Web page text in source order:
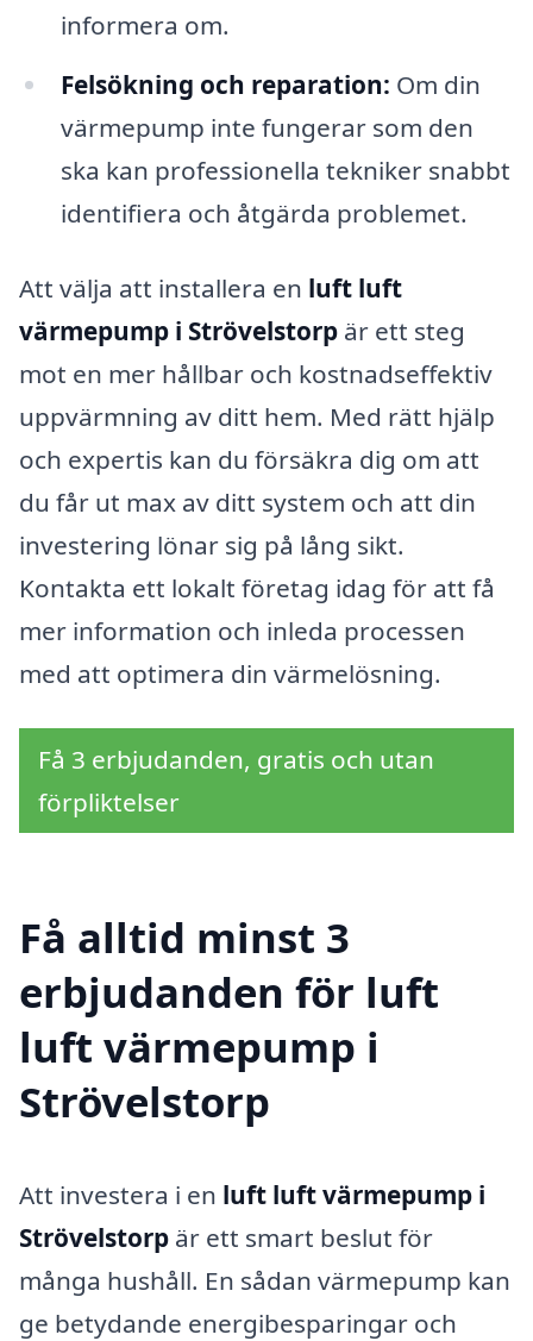
informera om.
Felsökning och reparation: Om din
värmepump inte fungerar som den
ska kan professionella tekniker snabbt
identifiera och åtgärda problemet.
Att välja att installera en luft luft
värmepump i Strövelstorp är ett steg
mot en mer hållbar och kostnadseffektiv
uppvärmning av ditt hem. Med rätt hjälp
och expertis kan du försäkra dig om att
du får ut max av ditt system och att din
investering lönar sig på lång sikt.
Kontakta ett lokalt företag idag för att få
mer information och inleda processen
med att optimera din värmelösning.
Få 3 erbjudanden, gratis och utan
förpliktelser
Få alltid minst 3
erbjudanden för luft
luft värmepump i
Strövelstorp
Att investera i en luft luft värmepump i
Strövelstorp är ett smart beslut för
många hushåll. En sådan värmepump kan
ge betydande energibesparingar och